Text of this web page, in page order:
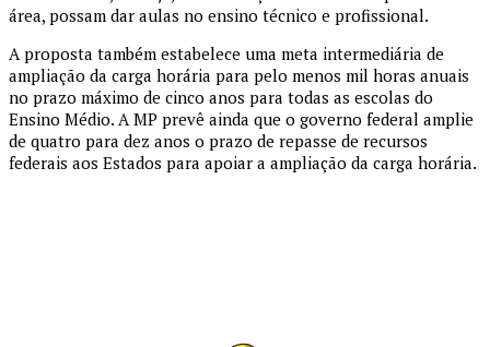
área, possam dar aulas no ensino técnico e profissional.
A proposta também estabelece uma meta intermediária de
ampliação da carga horária para pelo menos mil horas anuais
no prazo máximo de cinco anos para todas as escolas do
Ensino Médio. A MP prevê ainda que o governo federal amplie
de quatro para dez anos o prazo de repasse de recursos
federais aos Estados para apoiar a ampliação da carga horária.